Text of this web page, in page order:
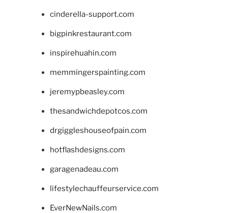
cinderella-support.com
bigpinkrestaurant.com
inspirehuahin.com
memmingerspainting.com
jeremypbeasley.com
thesandwichdepotcos.com
drgiggleshouseofpain.com
hotflashdesigns.com
garagenadeau.com
lifestylechauffeurservice.com
EverNewNails.com